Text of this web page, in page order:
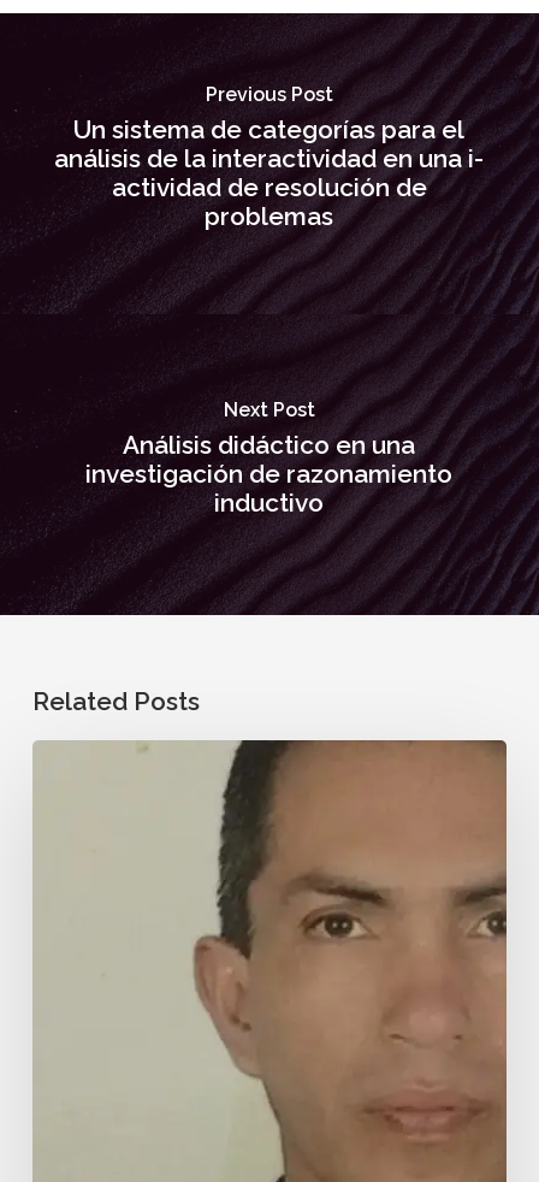
Previous Post
Un sistema de categorías para el
análisis de la interactividad en una i-
actividad de resolución de
problemas
Next Post
Análisis didáctico en una
investigación de razonamiento
inductivo
Related Posts